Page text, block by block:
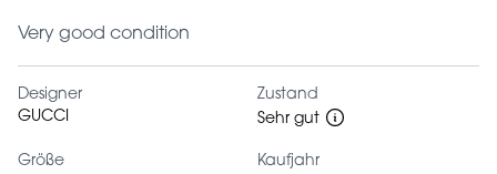
Very good condition
Designer
GUCCI
Zustand
Sehr gut
Größe
Kaufjahr